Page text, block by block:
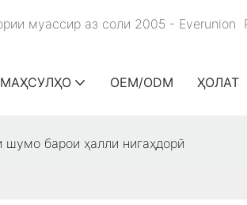
муассир аз соли 2005 - Everunion
МАҲСУЛҲО OEM/ODM ҲОЛАТ
барои ҳалли нигаҳдорӣ